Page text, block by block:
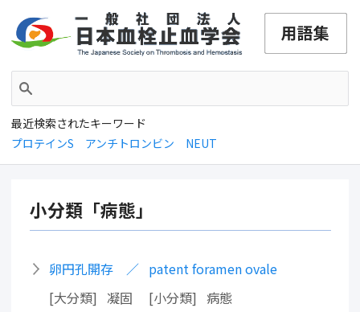
最近検索されたキーワード
プロテインS
アンチトロンビン NEUT
小分類「病態」
卵円孔開存
patent foramen ovale
大分類
凝固 小分類 病態